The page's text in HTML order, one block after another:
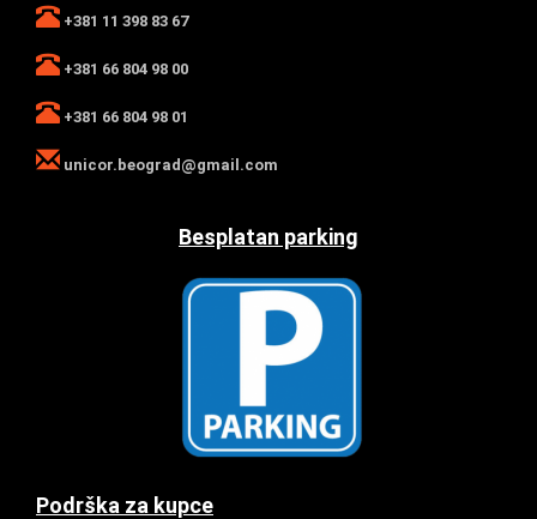
+381 11 398 83 67
+381 66 804 98 00
+381 66 804 98 01
unicor.beograd@gmail.com
Besplatan parking
Podrška za kupce